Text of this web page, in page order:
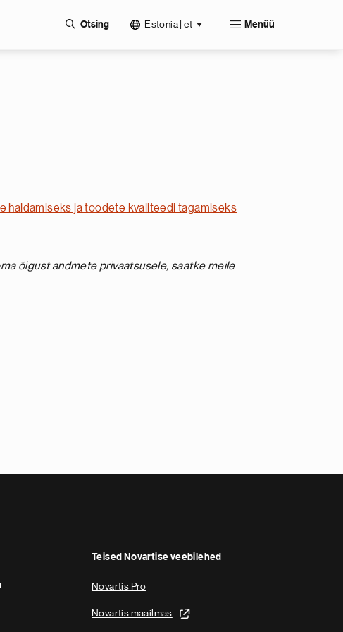
Otsing Estonia | et Menüü
haldamiseks ja toodete kvaliteedi tagamiseks
õigust andmete privaatsusele, saatke meile
Teised Novartise veebilehed
Novartis Pro
Novartis maailmas